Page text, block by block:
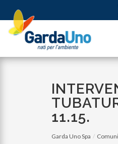
Gardauno
Spa
11.15.
Garda Uno Spa